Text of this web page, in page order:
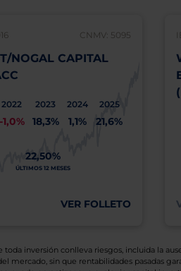
CNMV: 5095
NOGAL CAPITAL
2022
-1,0%
2023
18,3%
2024
1,1%
2025
21,6%
22,50%
ÚLTIMOS 12 MESES
VER FOLLETO
toda inversión conlleva riesgos, incluida la
mercado, sin que rentabilidades pasadas